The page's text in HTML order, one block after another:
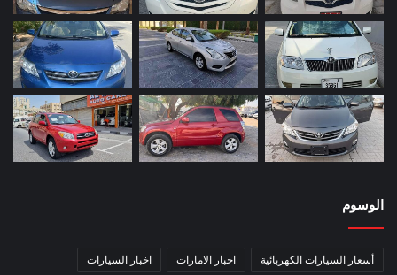
الوسوم
أسعار السيارات الكهربائية اخبار الامارات اخبار السيارات